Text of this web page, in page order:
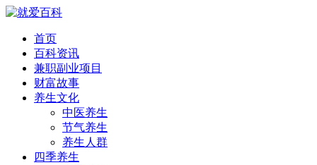
首页
百科资讯
兼职副业项目
财富故事
养生文化
中医养生
节气养生
养生人群
四季养生